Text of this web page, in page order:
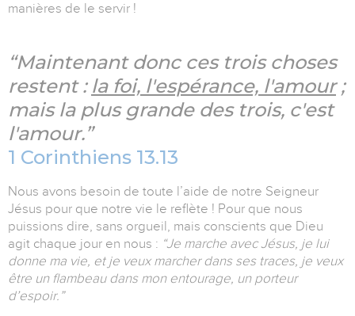
manières de le servir !
“Maintenant donc ces trois choses
restent : la foi, l'espérance, l'amour;
mais la plus grande des trois, c'est
l'amour.”
1 Corinthiens 13.13
Nous avons besoin de toute l’aide de notre Seigneur
Jésus pour que notre vie le reflète ! Pour que nous
puissions dire, sans orgueil, mais conscients que Dieu
agit chaque jour en nous : “Je marche avec Jésus, je lui
donne ma vie, et je veux marcher dans ses traces, je veux
être un flambeau dans mon entourage, un porteur
d’espoir.”